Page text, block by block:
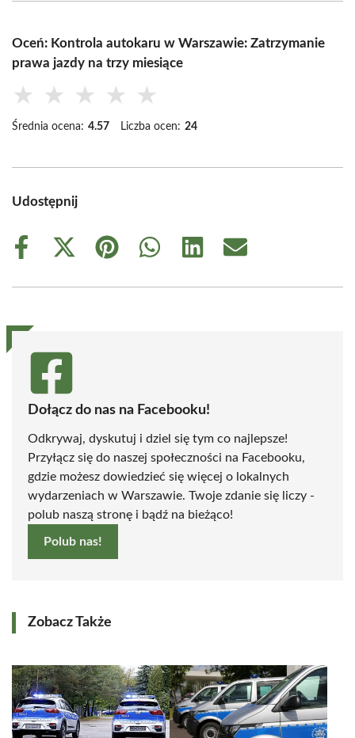
Oceń: Kontrola autokaru w Warszawie: Zatrzymanie
prawa jazdy na trzy miesiące
★ ★ ★ ★ ★
Średnia ocena: 4.57 Liczba ocen: 24
Udostępnij
Share
Share
(Twitter)
Share
Share
Share
Share
Dołącz do nas na Facebooku!
Odkrywaj, dyskutuj i dziel się tym co najlepsze!
Przyłącz się do naszej społeczności na Facebooku,
gdzie możesz dowiedzieć się więcej o lokalnych
wydarzeniach w Warszawie. Twoje zdanie się liczy -
polub naszą stronę i bądź na bieżąco!
Polub nas!
Zobacz Także